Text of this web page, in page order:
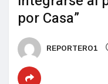
por Casa”
REPORTERO1